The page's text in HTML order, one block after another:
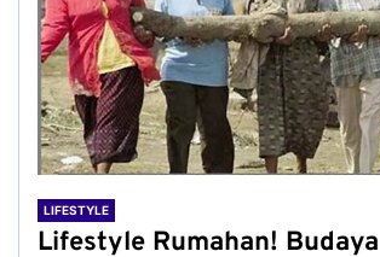
LIFESTYLE
Lifestyle Rumahan!